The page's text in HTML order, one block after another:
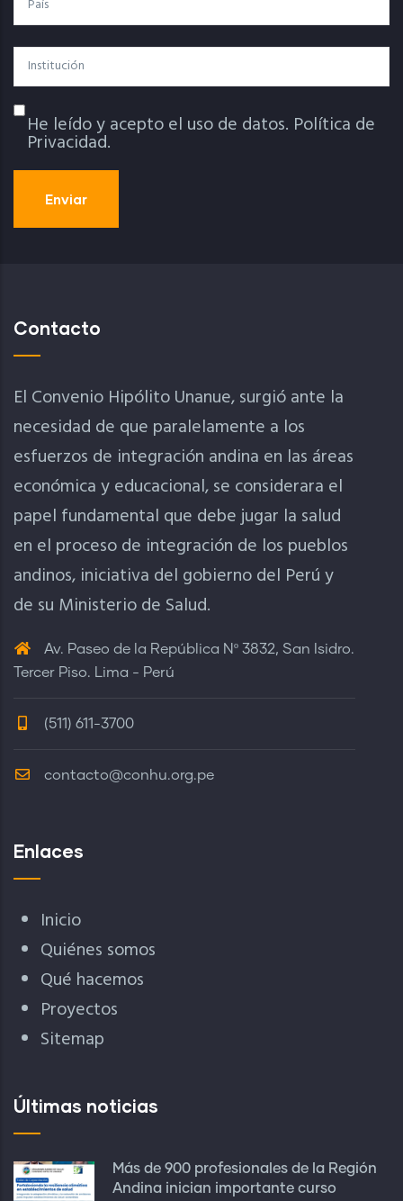
Institución
Política De Privacidad
He leído y acepto el uso de datos. Política de
Privacidad.
Contacto
El Convenio Hipólito Unanue, surgió ante la
necesidad de que paralelamente a los
esfuerzos de integración andina en las áreas
económica y educacional, se considerara el
papel fundamental que debe jugar la salud
en el proceso de integración de los pueblos
andinos, iniciativa del gobierno del Perú y
de su Ministerio de Salud.
Av. Paseo de la República Nº 3832, San Isidro.
Tercer Piso. Lima - Perú
(511) 611-3700
contacto@conhu.org.pe
Enlaces
Inicio
Quiénes somos
Qué hacemos
Proyectos
Sitemap
Últimas noticias
Más de 900 profesionales de la Región
Andina inician importante curso